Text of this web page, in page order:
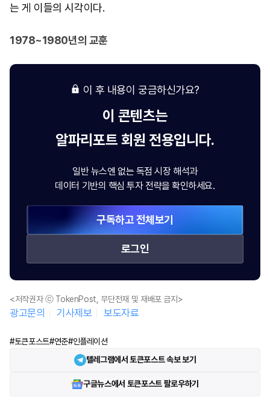
는 게 이들의 시각이다.
1978~1980년의 교훈
이 후 내용이 궁금하신가요?
이 콘텐츠는
알파리포트 회원 전용입니다.
일반 뉴스엔 없는 독점 시장 해석과
데이터 기반의 핵심 투자 전략을 확인하세요.
구독하고 전체보기
로그인
<저작권자 ⓒ TokenPost, 무단전재 및 재배포 금지>
광고문의 기사제보 보도자료
#토큰포스트#연준#인플레이션
텔레그램에서 토큰포스트 속보 보기
구글뉴스에서 토큰포스트 팔로우하기